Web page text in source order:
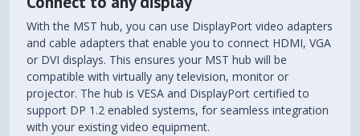
With the MST hub, you can use DisplayPort video adapters
and cable adapters that enable you to connect HDMI, VGA
or DVI displays. This ensures your MST hub will be
compatible with virtually any television, monitor or
projector. The hub is VESA and DisplayPort certified to
support DP 1.2 enabled systems, for seamless integration
with your existing video equipment.